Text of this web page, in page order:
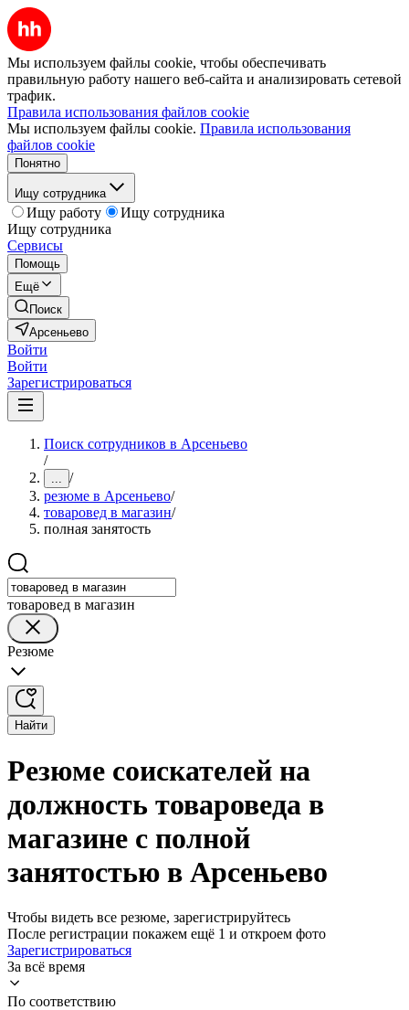
Мы используем файлы cookie, чтобы обеспечивать
правильную работу нашего веб-сайта и анализировать сетевой
трафик.
Правила использования файлов cookie
Мы используем файлы cookie. Правила использования
файлов cookie
Понятно
Ищу сотрудника
Ищу работу
Ищу сотрудника
Ищу сотрудника
Сервисы
Помощь
Ещё
Поиск
Арсеньево
Войти
Войти
Зарегистрироваться
Поиск сотрудников в Арсеньево
/
... /
резюме в Арсеньево/
товаровед в магазин/
полная занятость
товаровед в магазин
Резюме
Найти
Резюме соискателей на
должность товароведа в
магазине с полной
занятостью в Арсеньево
Чтобы видеть все резюме, зарегистрируйтесь
После регистрации покажем ещё 1 и откроем фото
Зарегистрироваться
За всё время
По соответствию